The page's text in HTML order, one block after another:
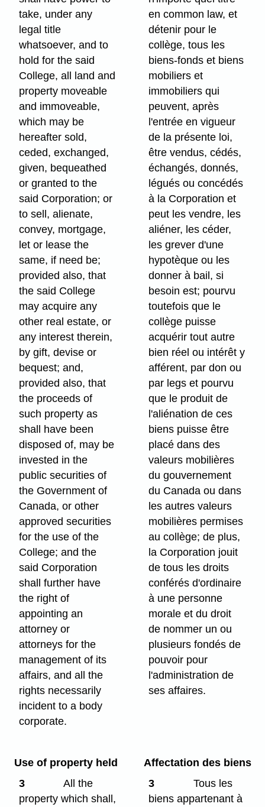
take, under any
legal title
whatsoever, and to
hold for the said
College, all land and
property moveable
and immoveable,
which may be
hereafter sold,
ceded, exchanged,
given, bequeathed
or granted to the
said Corporation; or
to sell, alienate,
convey, mortgage,
let or lease the
same, if need be;
provided also, that
the said College
may acquire any
other real estate, or
any interest therein,
by gift, devise or
bequest; and,
provided also, that
the proceeds of
such property as
shall have been
disposed of, may be
invested in the
public securities of
the Government of
Canada, or other
approved securities
for the use of the
College; and the
said Corporation
shall further have
the right of
appointing an
attorney or
attorneys for the
management of its
affairs, and all the
rights necessarily
incident to a body
corporate.
en common law, et
détenir pour le
collège, tous les
biens-fonds et biens
mobiliers et
immobiliers qui
peuvent, après
l'entrée en vigueur
de la présente loi,
être vendus, cédés,
échangés, donnés,
légués ou concédés
à la Corporation et
peut les vendre, les
aliéner, les céder,
les grever d'une
hypotèque ou les
donner à bail, si
besoin est; pourvu
toutefois que le
collège puisse
acquérir tout autre
bien réel ou intérêt y
afférent, par don ou
par legs et pourvu
que le produit de
l'aliénation de ces
biens puisse être
placé dans des
valeurs mobilières
du gouvernement
du Canada ou dans
les autres valeurs
mobilières permises
au collège; de plus,
la Corporation jouit
de tous les droits
conférés d'ordinaire
à une personne
morale et du droit
de nommer un ou
plusieurs fondés de
pouvoir pour
l'administration de
ses affaires.
Use of property held
3
All the
property which shall,
Affectation des biens
3
Tous les
biens appartenant à